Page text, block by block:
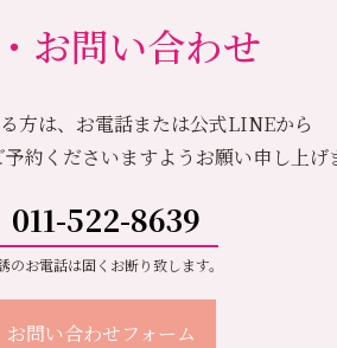
お問い合わせ
方は、お電話または公式LINEから
約くださいますようお願い申し上げ
011-522-8639
のお電話は固くお断り致します。
お問い合わせフォーム